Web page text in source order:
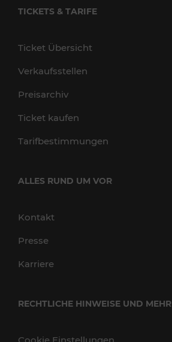
TICKETS & TARIFE
Ticket Übersicht
Verkaufsstellen
Preisarchiv
Ticket kaufen
Tarifbestimmungen
ALLES RUND UM VOR
Kontakt
Presse
Karriere
RECHTLICHE HINWEISE UND MEHR